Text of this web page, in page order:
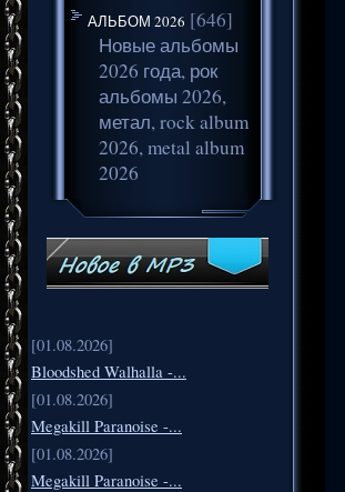
АЛЬБОМ 2026 [646]
Новые альбомы
2026 года, рок
альбомы 2026,
метал, rock album
2026, metal album
2026
[01.08.2026]
Bloodshed Walhalla -...
[01.08.2026]
Megakill Paranoise -...
[01.08.2026]
Megakill Paranoise -...